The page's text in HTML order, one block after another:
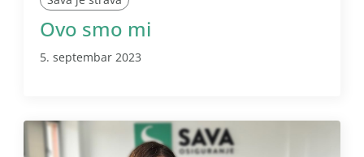
Ovo smo mi
5. septembar 2023